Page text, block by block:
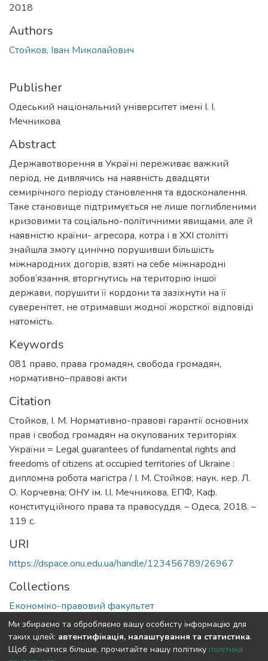
2018
Authors
Стойков, Іван Миколайович
Publisher
Одеський національний університет імені І. І.
Мечникова
Abstract
Державотворення в Україні переживає важкий
період, не дивлячись на наявність двадцяти
семирічного періоду становлення та вдосконалення.
Таке становище підтримується не лише поглибленими
кризовими та соціально-політичними явищами, але й
наявністю країни- агресора, котра і в ХХІ столітті
знайшла змогу цинічно порушивши більшість
міжнародних догорів, взяті на себе міжнародні
зобов’язання, вторгнутись на територію іншої
держави, порушити її кордони та зазіхнути на її
суверенітет, не отримавши жодної жорсткої відповіді
натомість.
Keywords
081 право, права громадян, свобода громадян,
нормативно–правові акти
Citation
Стойков, І. М. Нормативно-правові гарантії основних
прав і свобод громадян на окупованих територіях
України = Legal guarantees of fundamental rights and
freedoms of citizens at occupied territories of Ukraine :
дипломна робота магістра / І. М. Стойков; наук. кер. Л.
О. Корчевна; ОНУ ім. І.І. Мечникова, ЕПФ, Каф.
конституційного права та правосуддя. – Одеса, 2018. –
119 с.
URI
https://dspace.onu.edu.ua/handle/123456789/26967
Collections
Економіко-правовий факультет
Full item page
Ми збираємо та обробляємо вашу особисту інформацію для
таких цілей: автентифікація, налаштування та статистика.
Щоб дізнатися більше, прочитайте нашу політику політика